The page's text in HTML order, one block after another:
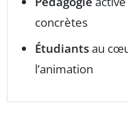
concrètes
Étudiantsau
l’animation